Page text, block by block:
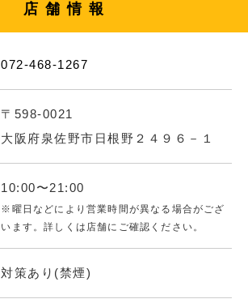
店舗情報
072-468-1267
〒598-0021
大阪府泉佐野市日根野２４９６－１
10:00〜21:00
※曜日などにより営業時間が異なる場合がござ
います。詳しくは店舗にご確認ください。
対策あり(禁煙)